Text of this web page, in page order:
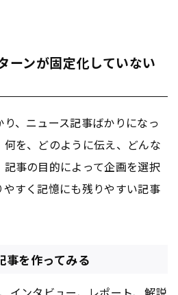
ンが固定化していない
、ニュース記事ばかりになっ
を、どのように伝え、どんな
事の目的によって企画を選択
すく記憶にも残りやすい記事
事を作ってみる